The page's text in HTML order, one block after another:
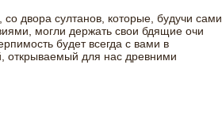
двора султанов, которые, будучи сами
могли держать свои бдящие очи
будет всегда с вами в
открываемый для нас древними